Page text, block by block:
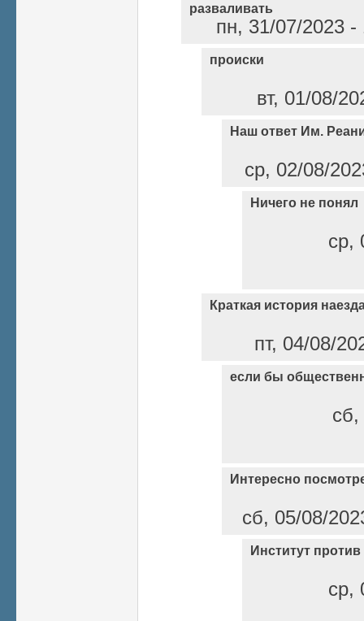
разваливать
пн, 31/07/2023
происки
вт, 01/08/
Наш ответ Им.
ср, 02/08/
Ничего не понял
ср,
Краткая история
пт, 04/08/
если бы
Интересно
сб, 05/08/
Институт
ср,